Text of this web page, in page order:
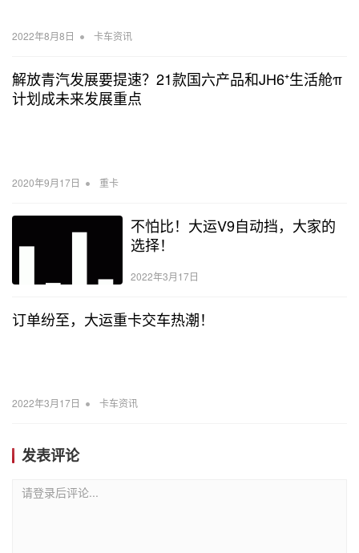
2022年8月8日 • 卡车资讯
解放青汽发展要提速？21款国六产品和JH6⁺生活舱π
计划成未来发展重点
2020年9月17日 • 重卡
不怕比！大运V9自动挡，大家的
选择！
2022年3月17日
订单纷至，大运重卡交车热潮！
2022年3月17日 • 卡车资讯
发表评论
请登录后评论...